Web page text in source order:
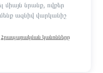
միայն նրանք, ովքեր
ազնիվ վարկանիշ
Հրապարակման կանոնները